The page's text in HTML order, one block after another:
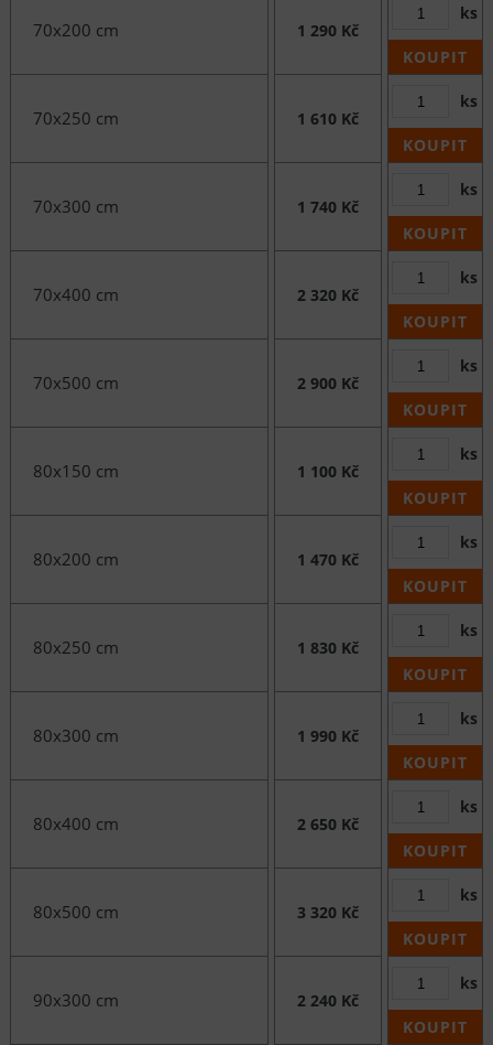
70x200 cm 1 290 Kč
ks
KOUPIT
70x250 cm 1 610 Kč
ks
KOUPIT
70x300 cm 1 740 Kč
ks
KOUPIT
70x400 cm 2 320 Kč
ks
KOUPIT
70x500 cm 2 900 Kč
ks
KOUPIT
80x150 cm 1 100 Kč
ks
KOUPIT
80x200 cm 1 470 Kč
ks
KOUPIT
80x250 cm 1 830 Kč
ks
KOUPIT
80x300 cm 1 990 Kč
ks
KOUPIT
80x400 cm 2 650 Kč
ks
KOUPIT
80x500 cm 3 320 Kč
ks
KOUPIT
90x300 cm 2 240 Kč
ks
KOUPIT